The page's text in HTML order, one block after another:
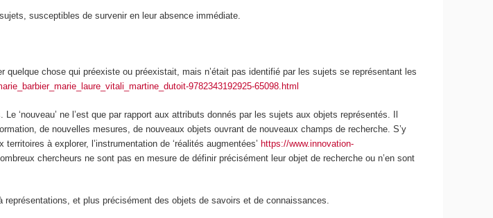
sujets,susceptibles de survenir en leur absence immédiate.
chose qui préexiste ou préexistait, mais n’était pas identifié par les sujets se représentant les
9782343192925-65098.html
‘nouveau’ ne l’est que par rapport aux attributs donnés par les sujets aux objets représentés. Il
de nouvelles mesures, denouveaux objets ouvrant de nouveaux champs de recherche . S’y
à explorer, l’instrumentation de ‘réalités augmentées’https://www.innovation-
chercheurs ne sont pas en mesure de définir précisément leur objet de recherche ou n’en sont
et plus précisément des objets de savoirs et de connaissances.